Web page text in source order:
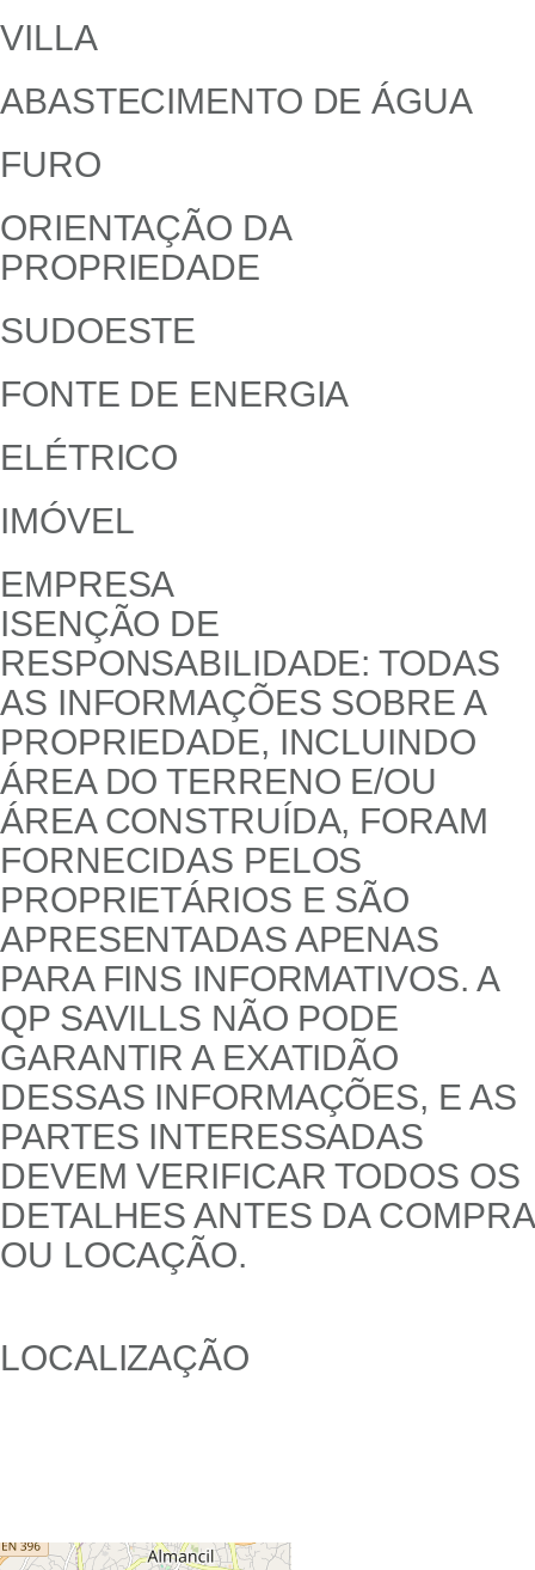
VILLA
ABASTECIMENTO DE ÁGUA
FURO
ORIENTAÇÃO DA
PROPRIEDADE
SUDOESTE
FONTE DE ENERGIA
ELÉTRICO
IMÓVEL
EMPRESA
ISENÇÃO DE
RESPONSABILIDADE: TODAS
AS INFORMAÇÕES SOBRE A
PROPRIEDADE, INCLUINDO
ÁREA DO TERRENO E/OU
ÁREA CONSTRUÍDA, FORAM
FORNECIDAS PELOS
PROPRIETÁRIOS E SÃO
APRESENTADAS APENAS
PARA FINS INFORMATIVOS. A
QP SAVILLS NÃO PODE
GARANTIR A EXATIDÃO
DESSAS INFORMAÇÕES, E AS
PARTES INTERESSADAS
DEVEM VERIFICAR TODOS OS
DETALHES ANTES DA COMPRA
OU LOCAÇÃO.
LOCALIZAÇÃO